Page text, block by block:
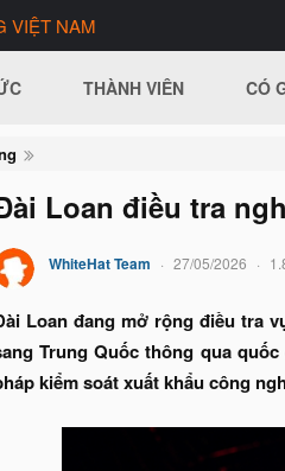
VIỆT NAM
THÀNH VIÊN CÓ
Loan điều tra
WhiteHat Team 27/05/2026
Loan đang mở rộng điều tra
Trung Quốc thông qua
kiểm soát xuất khẩu công